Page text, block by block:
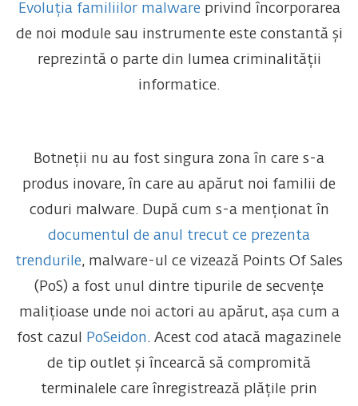
Evoluția familiilor malwareprivind încorporarea
de noi module sau instrumente este constantă și
reprezintă o parte din lumea criminalității
informatice.
Botneții nu au fost singura zona în care s-a
produs inovare, în care au apărut noi familii de
coduri malware. După cum s-a menționat în
documentul de anul trecut ce prezenta
trendurile, malware-ul ce vizează Points Of Sales
(PoS) a fost unul dintre tipurile de secvențe
malițioase unde noi actori au apărut, așa cum a
fost cazul
PoSeidon. Acest cod atacă magazinele
de tip outlet și încearcă să compromită
terminalele care înregistrează plățile prin